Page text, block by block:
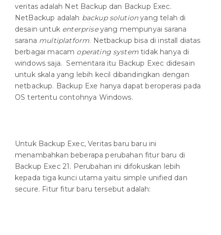
veritas adalah Net Backup dan Backup Exec.
NetBackup adalah backup solutionyang telah di
desain untukenterpriseyang mempunyai sarana
sarana multiplatform. Netbackup bisa di install diatas
berbagai macam operating systemtidak hanya di
windows saja. Sementara itu Backup Exec didesain
untuk skala yang lebih kecil dibandingkan dengan
netbackup. Backup Exe hanya dapat beroperasi pada
OS tertentu contohnya Windows.
Untuk Backup Exec, Veritas baru baru ini
menambahkan beberapa perubahan fitur baru di
Backup Exec 21. Perubahan ini difokuskan lebih
kepada tiga kunci utama yaitu simple unified dan
secure. Fitur fitur baru tersebut adalah: